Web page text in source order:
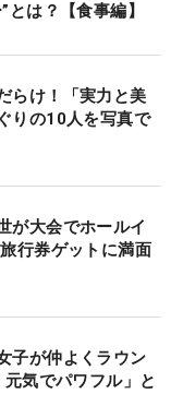
とは？【食事編】
らけ！「実力と美
りの10人を写真で
が大会でホールイ
行券ゲットに満面
子が仲よくラウン
元気でパワフル」と